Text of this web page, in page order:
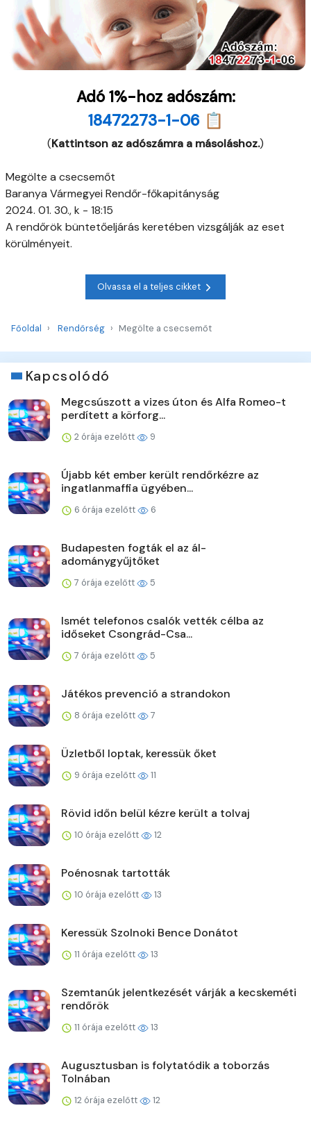
Adó 1%-hoz adószám:
18472273-1-06 📋
(Kattintson az adószámra a másoláshoz.)
Megölte a csecsemőt
Baranya Vármegyei Rendőr-főkapitányság
2024. 01. 30., k - 18:15
A rendőrök büntetőeljárás keretében vizsgálják az eset
körülményeit.
Olvassa el a teljes cikket
Főoldal Rendőrség Megölte a csecsemőt
Kapcsolódó
Megcsúszott a vizes úton és Alfa Romeo-t
perdített a körforg...
2 órája ezelőtt 9
Újabb két ember került rendőrkézre az
ingatlanmaffia ügyében...
6 órája ezelőtt 6
Budapesten fogták el az ál-
adománygyűjtőket
7 órája ezelőtt 5
Ismét telefonos csalók vették célba az
időseket Csongrád-Csa...
7 órája ezelőtt 5
Játékos prevenció a strandokon
8 órája ezelőtt 7
Üzletből loptak, keressük őket
9 órája ezelőtt 11
Rövid időn belül kézre került a tolvaj
10 órája ezelőtt 12
Poénosnak tartották
10 órája ezelőtt 13
Keressük Szolnoki Bence Donátot
11 órája ezelőtt 13
Szemtanúk jelentkezését várják a kecskeméti
rendőrök
11 órája ezelőtt 13
Augusztusban is folytatódik a toborzás
Tolnában
12 órája ezelőtt 12